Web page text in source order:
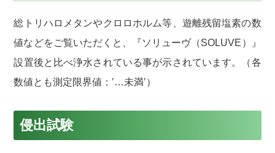
総トリハロメタンやクロロホルム等、遊離残留塩素の数
値などをご覧いただくと、『ソリューヴ（SOLUVE）』
設置後と比べ浄水されている事が示されています。（各
数値とも測定限界値：’…未満’）
侵出試験